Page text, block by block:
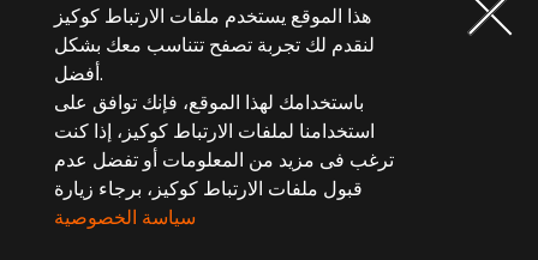
هذا الموقع يستخدم ملفات الارتباط كوكيز
لنقدم لك تجربة تصفح تتناسب معك بشكل
أفضل.
باستخدامك لهذا الموقع، فإنك توافق على
استخدامنا لملفات الارتباط كوكيز، إذا كنت
ترغب فى مزيد من المعلومات أو تفضل عدم
قبول ملفات الارتباط كوكيز، برجاء زيارة
سياسة الخصوصية